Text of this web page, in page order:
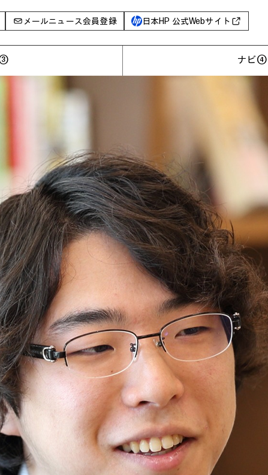
イベントレポート
WXP（DEXツール）
一覧
メールニュース会員登録 日本HP 公式Webサイト
③ ナビ④